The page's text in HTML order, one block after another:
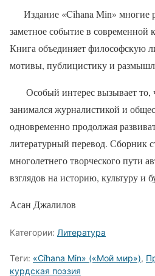
Издание «Cîhana Min» многие
заметное событие в современной
Книга объединяет философскую
мотивы, публицистику и
Особый интерес вызывает то,
занимался журналистикой и
одновременно продолжая
литературный перевод. Сборник
многолетнего творческого пути
взглядов на историю, культуру и
Асан Джалилов
Категории: Литература
Теги: «Cîhana Min» («Мой мир»),
курдская поэзия